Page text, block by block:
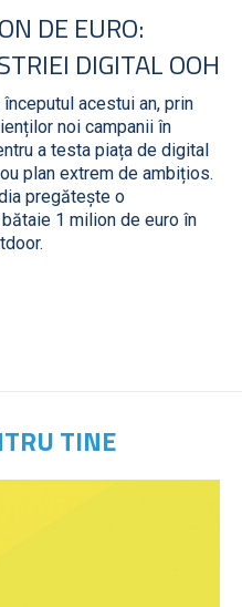
DE EURO:
DIGITAL OOH
acestui an, prin
noi campanii în
a testa piața de digital
plan extrem de ambițios.
pregătește o
1 milion de euro în
TINE